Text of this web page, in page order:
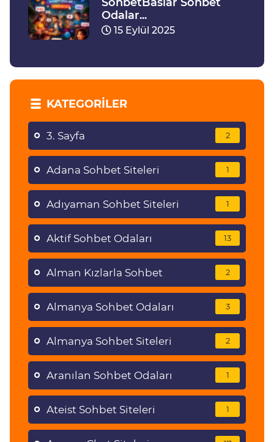
Odalar...
15 Eylül 2025
KATEGORILER
3. Sayfa 2
Adana Sohbet Siteleri 1
Adıyaman Sohbet Siteleri 1
Aktif Sohbet Odaları 13
Alman Kızlarla Sohbet 2
Almanya Sohbet Odaları 3
Almanya Sohbet Siteleri 2
Aranılan Sohbet Odaları 1
Ateist Sohbet Siteleri 1